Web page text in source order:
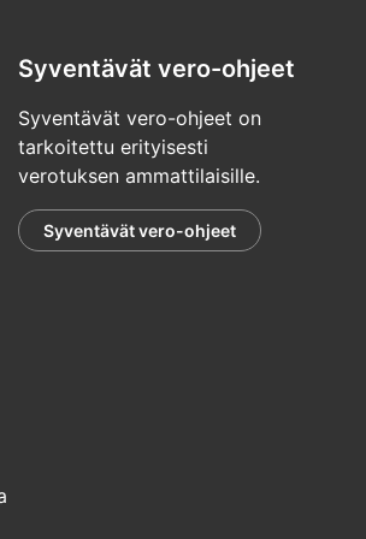
Syventävät vero-ohjeet
Syventävät vero-ohjeet on
tarkoitettu erityisesti
verotuksen ammattilaisille.
Syventävät vero-ohjeet